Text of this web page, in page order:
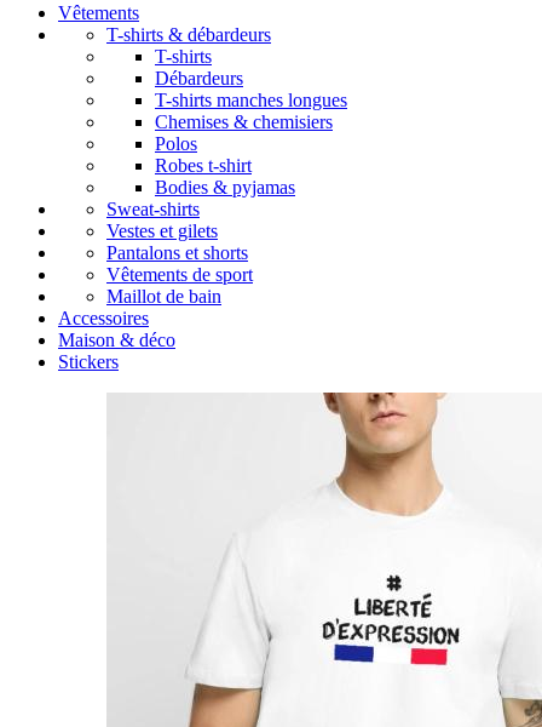
Vêtements
T-shirts & débardeurs
T-shirts
Débardeurs
T-shirts manches longues
Chemises & chemisiers
Polos
Robes t-shirt
Bodies & pyjamas
Sweat-shirts
Vestes et gilets
Pantalons et shorts
Vêtements de sport
Maillot de bain
Accessoires
Maison & déco
Stickers